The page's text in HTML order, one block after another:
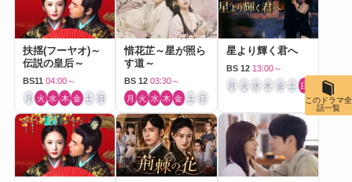
扶揺(フーヤオ)～
伝説の皇后～
BS11 04:00～
月 火 水 木 金 土 日
惜花芷～星が照ら
す道～
BS 12 03:30～
月 火 水 木 金 土 日
星より輝く君へ
BS 12 13:00～
月 火 水 木 金 土 日
このドラマ全
話一覧